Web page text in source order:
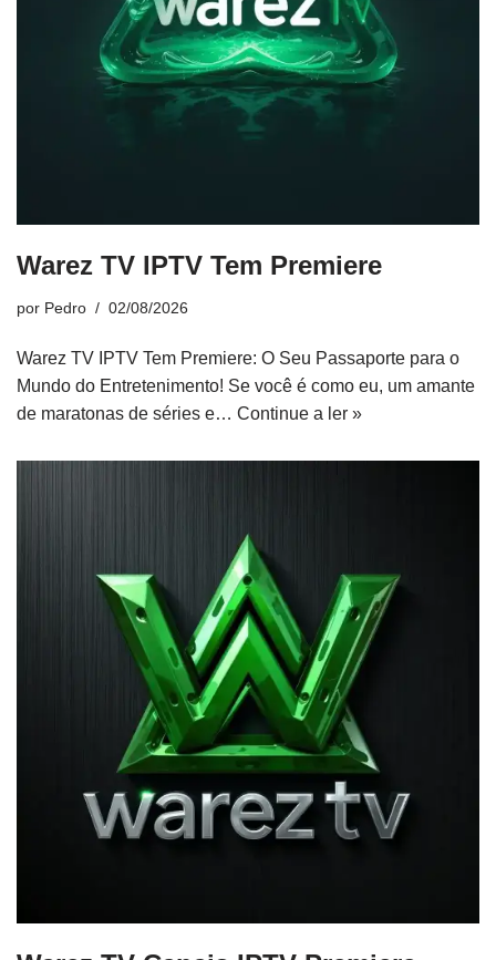
Warez TV IPTV Tem Premiere
por Pedro 02/08/2026
Warez TV IPTV Tem Premiere: O Seu Passaporte para o
Mundo do Entretenimento! Se você é como eu, um amante
de maratonas de séries e… Continue a ler »